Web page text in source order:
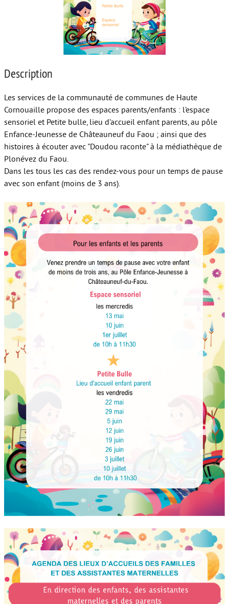
Sortir en famille
Vie de couple
Aide aux parents
Description
Les services de la communauté de communes de Haute
Cornouaille propose des espaces parents/enfants : l’espace
sensoriel et Petite bulle, lieu d’accueil enfant parents, au pôle
Enfance-Jeunesse de Châteauneuf du Faou ; ainsi que des
histoires à écouter avec "Doudou raconte" à la médiathèque de
Plonévez du Faou.
Dans les tous les cas des rendez-vous pour un temps de pause
avec son enfant (moins de 3 ans).